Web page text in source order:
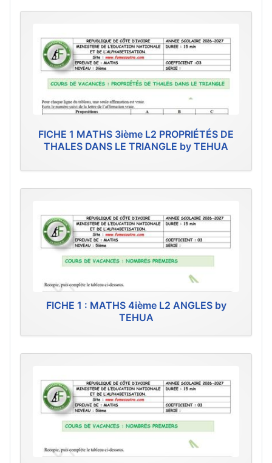
FICHE 1 MATHS 3ième L2 PROPRIÉTÉS DE
THALES DANS LE TRIANGLE by TEHUA
FICHE 1 : MATHS 4ième L2 ANGLES by
TEHUA